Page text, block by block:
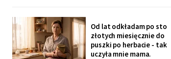
Rano w moim pokoju jest
czternaście stopni.
Termometr przyniosła mi
wnuczka - ona
Od lat odkładam po sto
złotych miesięcznie do
puszki po herbacie - tak
uczyła mnie mama.